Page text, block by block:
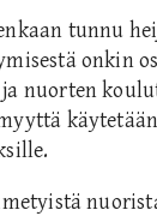
tunnu
onkin
nuorten